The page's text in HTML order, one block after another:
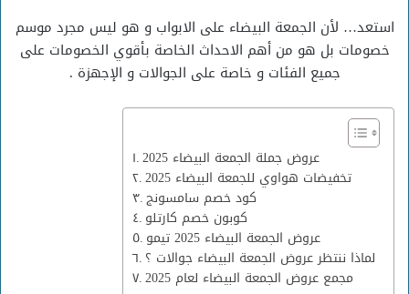
استعد… لأن الجمعة البيضاء على الابواب و هو ليس مجرد موسم
خصومات بل هو من أهم الاحداث الخاصة بأقوي الخصومات على
جميع الفئات و خاصة على الجوالات و الإجهزة .
عروض جملة الجمعة البيضاء 2025
تخفيضات هواوي للجمعة البيضاء 2025
كود خصم سامسونج
عروض الجمعة البيضاء 2025 تيمو
لماذا ننتظر عروض الجمعة البيضاء جوالات ؟
مجمع عروض الجمعة البيضاء لعام 2025